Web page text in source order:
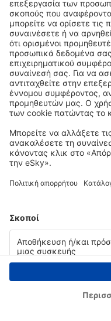
Copyright © eSky.gr. Με την